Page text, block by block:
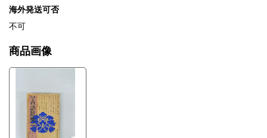
海外発送可否
不可
商品画像